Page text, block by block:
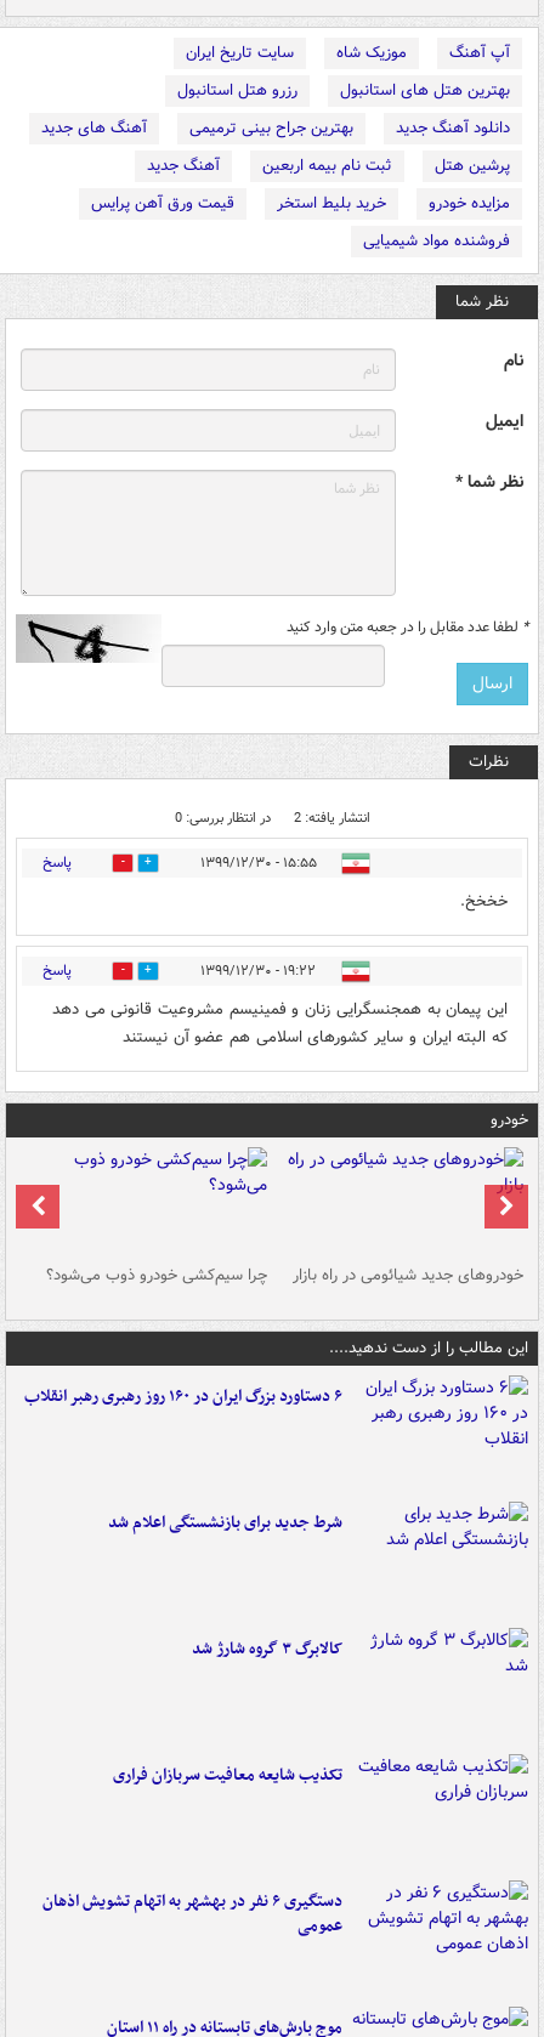
آپ آهنگ موزیک شاه
سایت تاریخ ایران
بهترین هتل های استانبول
رزرو هتل استانبول
دانلود آهنگ جدید
بهترین جراح بینی ترمیمی
آهنگ های جدید
پرشین هتل
ثبت نام بیمه اربعین
آهنگ جدید
مزایده خودرو
خرید بلیط استخر
قیمت ورق آهن پرایس
فروشنده مواد شیمیایی
نظر شما
نام
ایمیل
نظر شما *
* لطفا عدد مقابل را در جعبه متن وارد کنید
نظرات
انتشار یافته: 2 در انتظار بررسی: 0
۱۵:۵۵ - ۱۳۹۹/۱۲/۳۰ 4 پاسخ
خخخخ.
۱۹:۲۲ - ۱۳۹۹/۱۲/۳۰ 7 پاسخ
این پیمان به همجنسگرایی زنان و فمینیسم مشروعیت قانونی می دهد
که البته ایران و سایر کشورهای اسلامی هم عضو آن نیستند
خودرو
خودروهای جدید شیائومی در راه بازار چرا سیم‌کشی خودرو ذوب می‌شود؟
این مطالب را از دست ندهید....
۶ دستاورد بزرگ ایران در ۱۶۰ روز رهبری رهبر انقلاب
شرط جدید برای بازنشستگی اعلام شد
کالابرگ ۳ گروه شارژ شد
تکذیب شایعه معافیت سربازان فراری
دستگیری ۶ نفر در بهشهر به اتهام تشویش اذهان
عمومی
موج بارش‌های تابستانه در راه ۱۱ استان